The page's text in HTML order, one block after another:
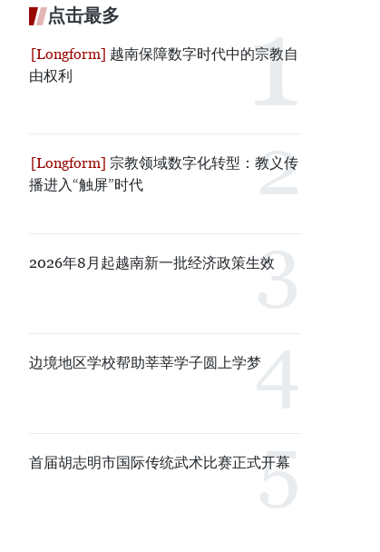
点击最多
越南保障数字时代中的宗教自
由权利
宗教领域数字化转型：教义传
播进入“触屏”时代
2026年8月起越南新一批经济政策生效
边境地区学校帮助莘莘学子圆上学梦
首届胡志明市国际传统武术比赛正式开幕